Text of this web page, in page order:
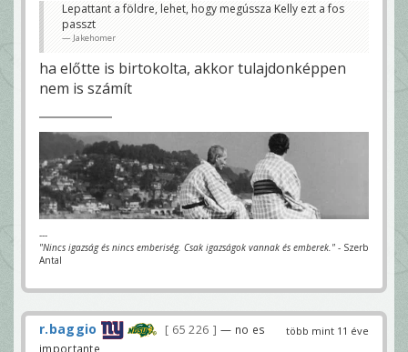
Lepattant a földre, lehet, hogy megússza Kelly ezt a fos
passzt
Jakehomer
ha előtte is birtokolta, akkor tulajdonképpen
nem is számít
---
"Nincs igazság és nincs emberiség. Csak igazságok vannak és emberek." - Szerb
Antal
több mint 11 éve
r.baggio 65 226
— no es
importante